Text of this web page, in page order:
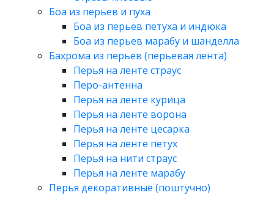
Боа из перьев и пуха
Боа из перьев петуха и индюка
Боа из перьев марабу и шанделла
Бахрома из перьев (перьевая лента)
Перья на ленте страус
Перо-антенна
Перья на ленте курица
Перья на ленте ворона
Перья на ленте цесарка
Перья на ленте петух
Перья на нити страус
Перья на ленте марабу
Перья декоративные (поштучно)